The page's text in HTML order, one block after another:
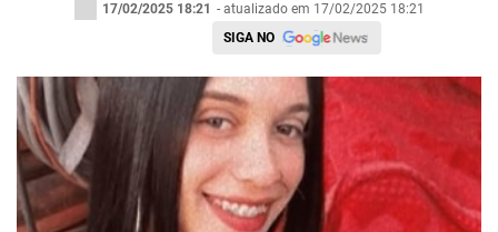
17/02/2025 18:21 - atualizado em 17/02/2025 18:21
SIGA NO